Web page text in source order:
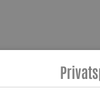
für Stahlflex-Leitungen,
Innovation patentieren –